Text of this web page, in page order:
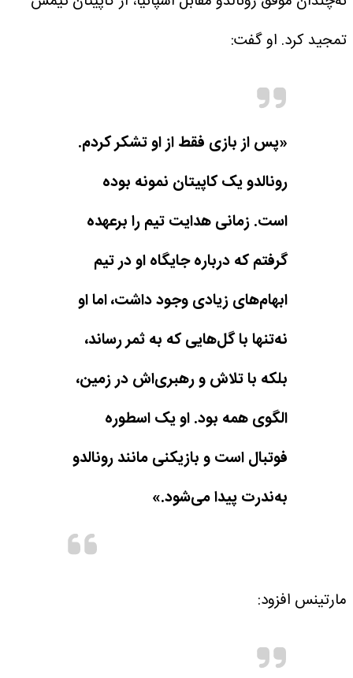
تمجید کرد. او گفت:
«پس از بازی فقط از او تشکر کردم.
رونالدو یک کاپیتان نمونه بوده
است. زمانی هدایت تیم را برعهده
گرفتم که درباره جایگاه او در تیم
ابهام‌های زیادی وجود داشت، اما او
نه‌تنها با گل‌هایی که به ثمر رساند،
بلکه با تلاش و رهبری‌اش در زمین،
الگوی همه بود. او یک اسطوره
فوتبال است و بازیکنی مانند رونالدو
به‌ندرت پیدا می‌شود.»
مارتینس افزود: